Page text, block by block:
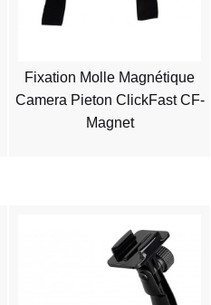
Fixation Molle Magnétique
Camera Pieton ClickFast CF-
Magnet